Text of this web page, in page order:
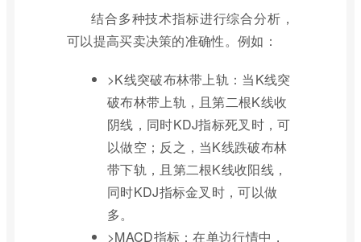
结合多种技术指标进行综合分析，
可以提高买卖决策的准确性。例如：
>K线突破布林带上轨：当K线突
破布林带上轨，且第二根K线收
阴线，同时KDJ指标死叉时，可
以做空；反之，当K线跌破布林
带下轨，且第二根K线收阳线，
同时KDJ指标金叉时，可以做
多。
>MACD指标：在单边行情中，